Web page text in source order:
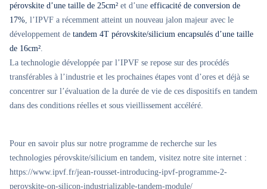
pérovskite d’une taille de 25cm² et d’une efficacité de conversion de
17% , l’IPVF a récemment atteint un nouveau jalon majeur avec le
développement de tandem 4T pérovskite/silicium encapsulés d’une taille
de 16cm²
La technologie développée par l’IPVF se repose sur des procédés
transférables à l’industrie et les prochaines étapes vont d’ores et déjà se
concentrer sur l’évaluation de la durée de vie de ces dispositifs en tandem
dans des conditions réelles et sous vieillissement accéléré.
Pour en savoir plus sur notre programme de recherche sur les
technologies pérovskite/silicium en tandem, visitez notre site internet :
https://www.ipvf.fr/jean-rousset-introducing-ipvf-programme-2-
perovskite-on-silicon-industrializable-tandem-module/